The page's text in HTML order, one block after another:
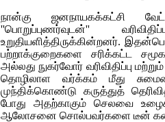
நான்கு ஜனநாயகக்கட்சி
''பொறுப்புணர்வுடன்''
உறுதியளித்திருக்கின்றனர்.
பற்றாக்குறைகளை சரிக்கட்ட
அல்லது நுகர்வோர் வரிவிதிப்பு
தொழிலாள வர்க்கம் மீது
முந்திக்கொண்டு கருத்துத்
போது அதற்காகும் செலவை
ஆலோசனை சொல்பவர்களை டீன்